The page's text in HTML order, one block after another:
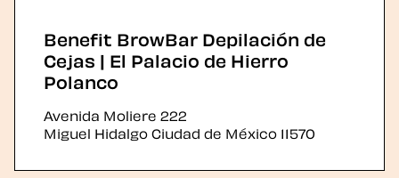
Benefit BrowBar Depilación de
Cejas | El Palacio de Hierro
Polanco
Avenida Moliere 222
Miguel HidalgoCiudad de México 11570